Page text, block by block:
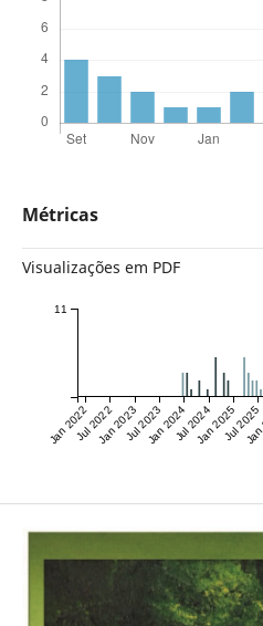
Métricas
Visualizações em PDF
Jan 2022Jul 2022Jan 2023Jul 2023Jan 2024Jul 2024Jan 2025Jul 2025
11